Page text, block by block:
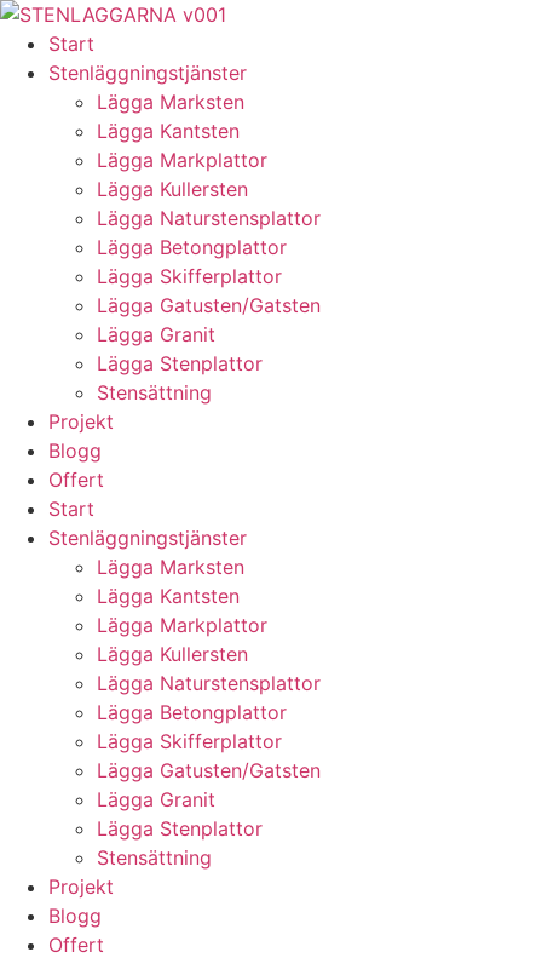
Skip
content
Start
Stenläggningstjänster
Lägga Marksten
Lägga Kantsten
Lägga Markplattor
Lägga Kullersten
Lägga Naturstensplattor
Lägga Betongplattor
Lägga Skifferplattor
Lägga Gatusten/Gatsten
Lägga Granit
Lägga Stenplattor
Stensättning
Projekt
Blogg
Offert
Start
Stenläggningstjänster
Lägga Marksten
Lägga Kantsten
Lägga Markplattor
Lägga Kullersten
Lägga Naturstensplattor
Lägga Betongplattor
Lägga Skifferplattor
Lägga Gatusten/Gatsten
Lägga Granit
Lägga Stenplattor
Stensättning
Projekt
Blogg
Offert